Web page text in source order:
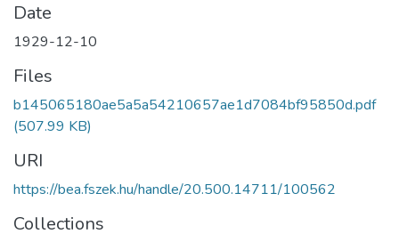
Date
1929-12-10
Files
b145065180ae5a5a54210657ae1d7084bf95850d.pdf
(507.99 KB)
URI
https://bea.fszek.hu/handle/20.500.14711/100562
Collections